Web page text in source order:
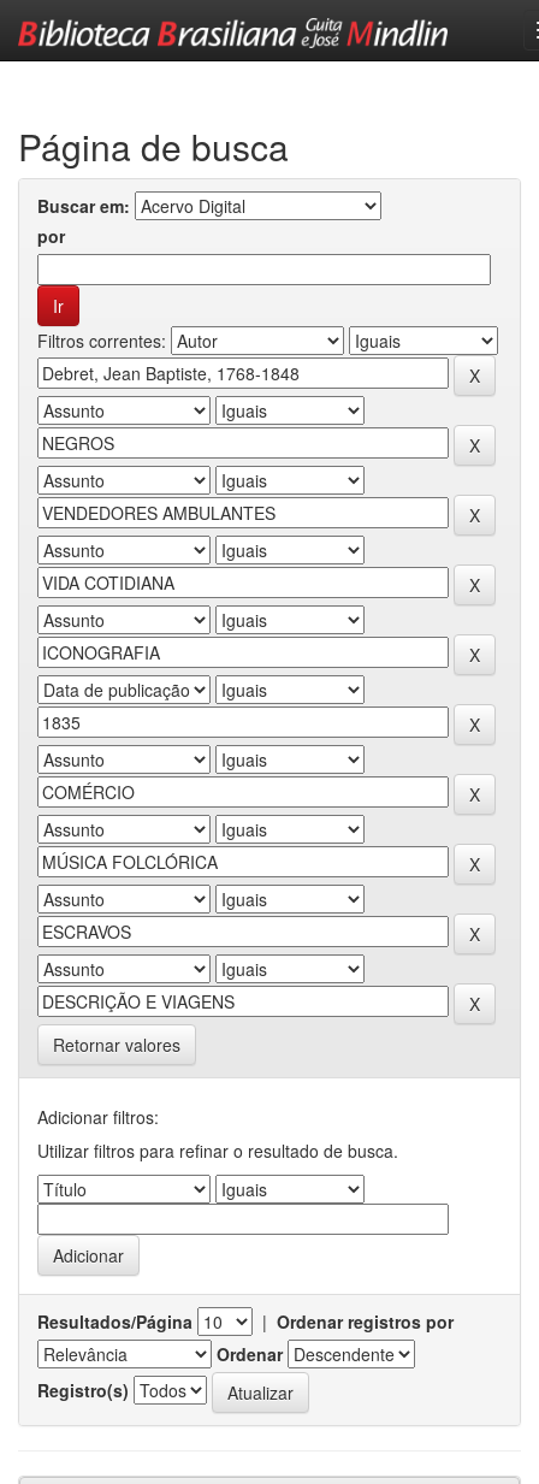
Página de busca
Buscar em:
por
Filtros correntes:
Retornar valores
Adicionar filtros:
Utilizar filtros para refinar o resultado de busca.
Resultados/Página | Ordenar registros por
Ordenar
Registro(s)